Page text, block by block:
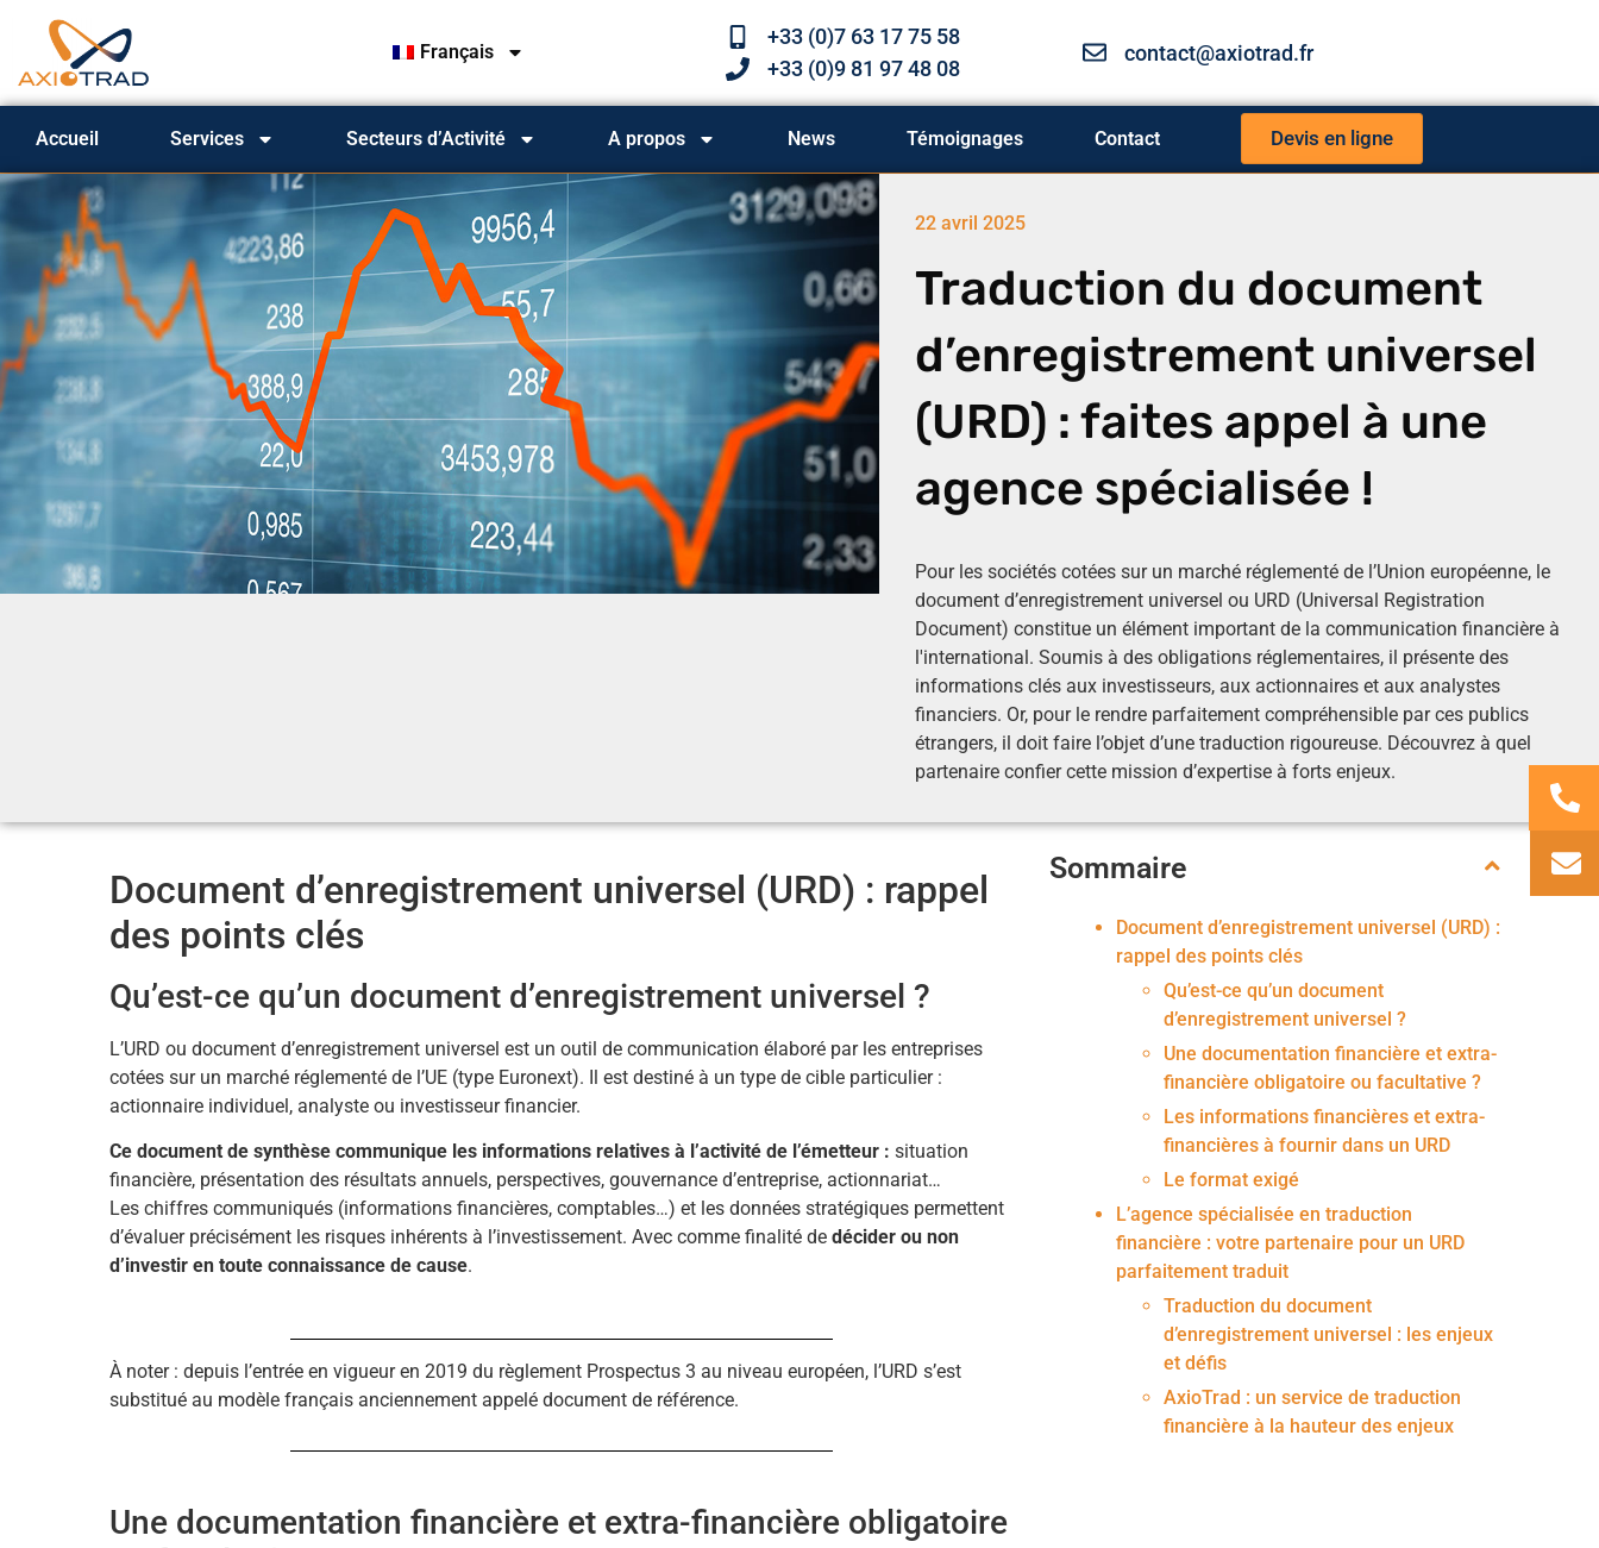
Français
+33 (0)7 63 17 75 58
+33 (0)9 81 97 48 08
contact@axiotrad.fr
Accueil Services Secteurs d’Activité A propos News Témoignages Contact Devis en ligne
22 avril 2025
Traduction du document
d’enregistrement universel
(URD) : faites appel à une
agence spécialisée !
Pour les sociétés cotées sur un marché réglementé de l’Union européenne, le
document d’enregistrement universel ou URD (Universal Registration
Document) constitue un élément important de la communication financière à
l'international. Soumis à des obligations réglementaires, il présente des
informations clés aux investisseurs, aux actionnaires et aux analystes
financiers. Or, pour le rendre parfaitement compréhensible par ces publics
étrangers, il doit faire l’objet d’une traduction rigoureuse. Découvrez à quel
partenaire confier cette mission d’expertise à forts enjeux.
Document d’enregistrement universel (URD) : rappel
des points clés
Qu’est-ce qu’un document d’enregistrement universel ?
L’URD ou document d’enregistrement universel est un outil de communication élaboré par les entreprises
cotées sur un marché réglementé de l’UE (type Euronext). Il est destiné à un type de cible particulier :
actionnaire individuel, analyste ou investisseur financier.
Ce document de synthèse communique les informations relatives à l’activité de l’émetteur : situation
financière, présentation des résultats annuels, perspectives, gouvernance d’entreprise, actionnariat…
Les chiffres communiqués (informations financières, comptables…) et les données stratégiques permettent
d’évaluer précisément les risques inhérents à l’investissement. Avec comme finalité de décider ou non
d’investir en toute connaissance de cause.
À noter : depuis l’entrée en vigueur en 2019 du règlement Prospectus 3 au niveau européen, l’URD s’est
substitué au modèle français anciennement appelé document de référence.
Une documentation financière et extra-financière obligatoire
Sommaire
Document d’enregistrement universel (URD) :
rappel des points clés
Qu’est-ce qu’un document
d’enregistrement universel ?
Une documentation financière et extra-
financière obligatoire ou facultative ?
Les informations financières et extra-
financières à fournir dans un URD
Le format exigé
L’agence spécialisée en traduction
financière : votre partenaire pour un URD
parfaitement traduit
Traduction du document
d’enregistrement universel : les enjeux
et défis
AxioTrad : un service de traduction
financière à la hauteur des enjeux